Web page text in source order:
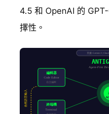
4.5 和 OpenAI 的
擇性。